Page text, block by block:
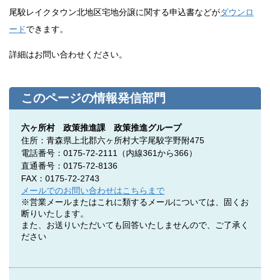
尾駮レイクタウン北地区宅地分譲に関する申込書などがダウンロ
ードできます。
詳細はお問い合わせください。
このページの情報発信部門
六ヶ所村 政策推進課 政策推進グループ
住所：青森県上北郡六ヶ所村大字尾駮字野附475
電話番号：0175-72-2111
（内線361から366）
直通番号：0175-72-8136
FAX：0175-72-2743
メールでのお問い合わせはこちらまで
※営業メールまたはこれに類するメールについては、固くお
断りいたします。
また、お送りいただいても回答いたしませんので、ご了承く
ださい